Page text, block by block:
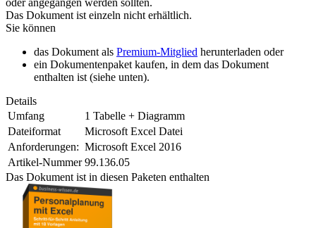
oder angegangen werden sollten.
Das Dokument ist einzeln nicht erhältlich.
Sie können
das Dokument als Premium-Mitglied herunterladen oder
ein Dokumentenpaket kaufen, in dem das Dokument
enthalten ist (siehe unten).
Details
Umfang
1 Tabelle + Diagramm
Dateiformat
Microsoft Excel Datei
Anforderungen: Microsoft Excel 2016
Artikel-Nummer 99.136.05
Das Dokument ist in diesen Paketen enthalten